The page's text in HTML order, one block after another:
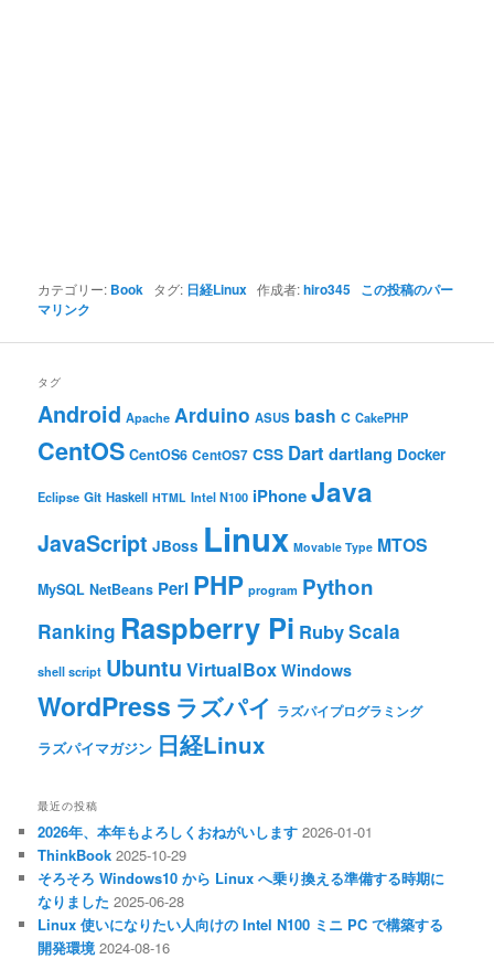
カテゴリー: Book タグ: 日経Linux 作成者:hiro345 この投稿のパー
マリンク
タグ
Android Apache Arduino ASUS bash C CakePHP
CentOS CentOS6 CentOS7 CSS Dart dartlang Docker
Eclipse Git Haskell HTML Intel N100 iPhoneJava
JavaScript JBoss Linux Movable Type MTOS
MySQL NetBeans Perl PHP program Python
Ranking Raspberry Pi RubyScala
shell script Ubuntu VirtualBox Windows
WordPress ラズパイ ラズパイプログラミング
ラズパイマガジン 日経Linux
最近の投稿
2026年、本年もよろしくおねがいします 2026-01-01
ThinkBook 2025-10-29
そろそろ Windows10 から Linux へ乗り換える準備する時期に
なりました 2025-06-28
Linux 使いになりたい人向けの Intel N100 ミニ PC で構築する
開発環境 2024-08-16